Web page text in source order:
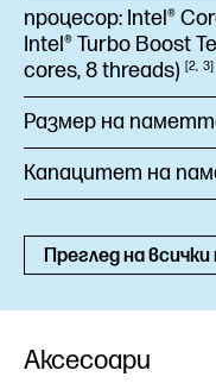
процесор: Intel®
Intel® Turbo Boost
cores, 8threads) 2 3
Размер на
Капацитет на
Аксесоари